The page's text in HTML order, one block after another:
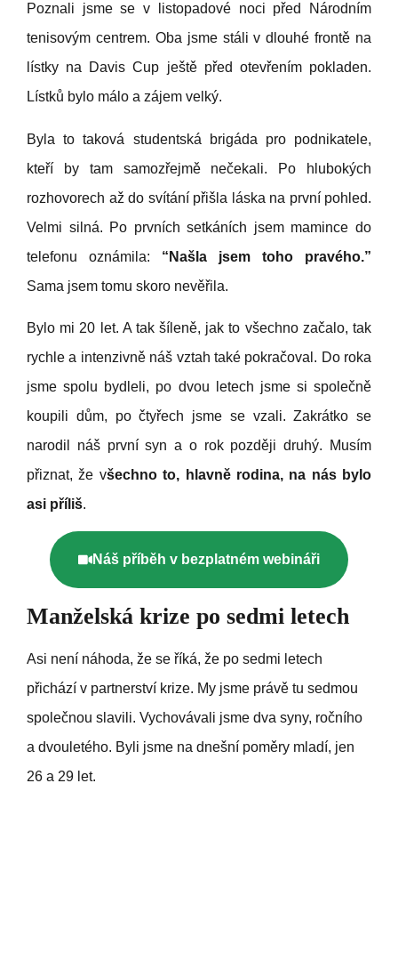
Poznali jsme se v listopadové noci před Národním
tenisovým centrem. Oba jsme stáli v dlouhé frontě na
lístky na Davis Cup ještě před otevřením pokladen.
Lístků bylo málo a zájem velký.
Byla to taková studentská brigáda pro podnikatele,
kteří by tam samozřejmě nečekali. Po hlubokých
rozhovorech až do svítání přišla láska na první pohled.
Velmi silná. Po prvních setkáních jsem mamince do
telefonu oznámila: “Našla jsem toho pravého.”
Sama jsem tomu skoro nevěřila.
Bylo mi 20 let. A tak šíleně, jak to všechno začalo, tak
rychle a intenzivně náš vztah také pokračoval. Do roka
jsme spolu bydleli, po dvou letech jsme si společně
koupili dům, po čtyřech jsme se vzali. Zakrátko se
narodil náš první syn a o rok později druhý. Musím
přiznat, že všechno to, hlavně rodina, na nás bylo
asi příliš.
Náš příběh v bezplatném webináři
Manželská krize po sedmi letech
Asi není náhoda, že se říká, že po sedmi letech
přichází v partnerství krize. My jsme právě tu sedmou
společnou slavili. Vychovávali jsme dva syny, ročního
a dvouletého. Byli jsme na dnešní poměry mladí, jen
26 a 29 let.